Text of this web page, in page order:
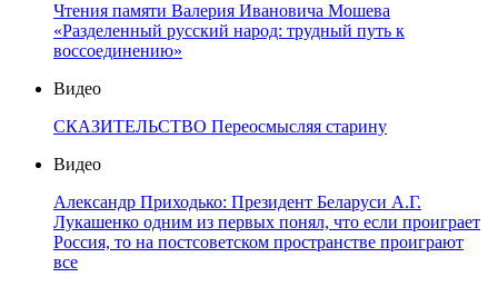
Чтения памяти Валерия Ивановича Мошева
«Разделенный русский народ: трудный путь к
воссоединению»
Видео
СКАЗИТЕЛЬСТВО Переосмысляя старину
Видео
Александр Приходько: Президент Беларуси А.Г.
Лукашенко одним из первых понял, что если проиграет
Россия, то на постсоветском пространстве проиграют
все